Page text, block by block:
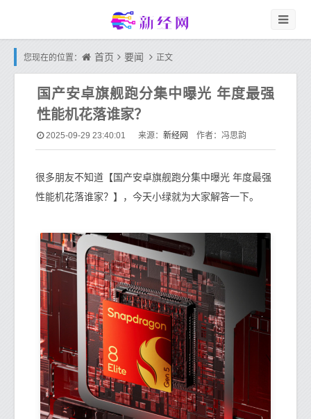
您现在的位置： 首页 要闻 正文
国产安卓旗舰跑分集中曝光 年度最强
性能机花落谁家？
2025-09-29 23:40:01 来源： 新经网 作者：冯思韵
很多朋友不知道【国产安卓旗舰跑分集中曝光 年度最强
性能机花落谁家？】，今天小绿就为大家解答一下。